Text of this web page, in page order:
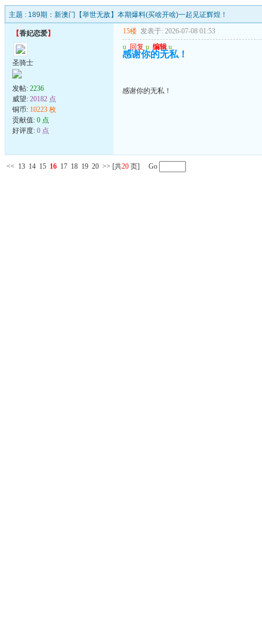
主题 : 189期：新澳门【举世无敌】本期爆料(买啥开啥)一起见证辉煌！
【香妃恋爱】
圣骑士
发帖: 2236
威望: 20182 点
铜币: 10223 枚
贡献值: 0 点
好评度: 0 点
15楼 发表于: 2026-07-08 01:53
u 回复 u 编辑 u
感谢你的无私！
感谢你的无私！
<< 13 14 15 16 17 18 19 20 >> [共20 页] Go